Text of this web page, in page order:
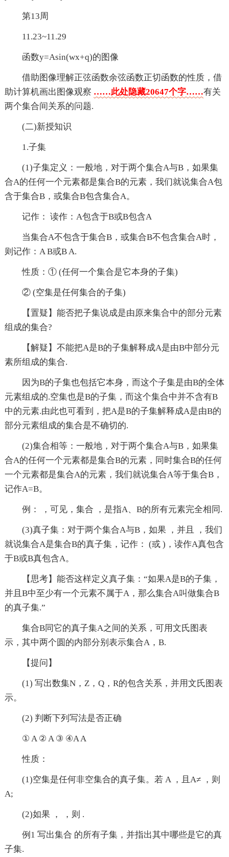
第13周
11.23~11.29
函数y=Asin(wx+q)的图像
借助图像理解正弦函数余弦函数正切函数的性质，借
助计算机画出图像观察 ……此处隐藏20647个字……有关
两个集合间关系的问题.
(二)新授知识
1.子集
(1)子集定义：一般地，对于两个集合A与B，如果集
合A的任何一个元素都是集合B的元素，我们就说集合A包
含于集合B，或集合B包含集合A。
记作： 读作：A包含于B或B包含A
当集合A不包含于集合B，或集合B不包含集合A时，
则记作：A B或B A.
性质：① (任何一个集合是它本身的子集)
② (空集是任何集合的子集)
【置疑】能否把子集说成是由原来集合中的部分元素
组成的集合?
【解疑】不能把A是B的子集解释成A是由B中部分元
素所组成的集合.
因为B的子集也包括它本身，而这个子集是由B的全体
元素组成的.空集也是B的子集，而这个集合中并不含有B
中的元素.由此也可看到，把A是B的子集解释成A是由B的
部分元素组成的集合是不确切的.
(2)集合相等：一般地，对于两个集合A与B，如果集
合A的任何一个元素都是集合B的元素，同时集合B的任何
一个元素都是集合A的元素，我们就说集合A等于集合B，
记作A=B。
例： ，可见，集合 ，是指A、B的所有元素完全相同.
(3)真子集：对于两个集合A与B，如果 ，并且 ，我们
就说集合A是集合B的真子集，记作： (或 )，读作A真包含
于B或B真包含A。
【思考】能否这样定义真子集：“如果A是B的子集，
并且B中至少有一个元素不属于A，那么集合A叫做集合B
的真子集.”
集合B同它的真子集A之间的关系，可用文氏图表
示，其中两个圆的内部分别表示集合A，B.
【提问】
(1) 写出数集N，Z，Q，R的包含关系，并用文氏图表
示。
(2) 判断下列写法是否正确
① A ② A ③ ④A A
性质：
(1)空集是任何非空集合的真子集。若 A ，且A≠ ，则
A;
(2)如果 ， ，则 .
例1 写出集合 的所有子集，并指出其中哪些是它的真
子集.